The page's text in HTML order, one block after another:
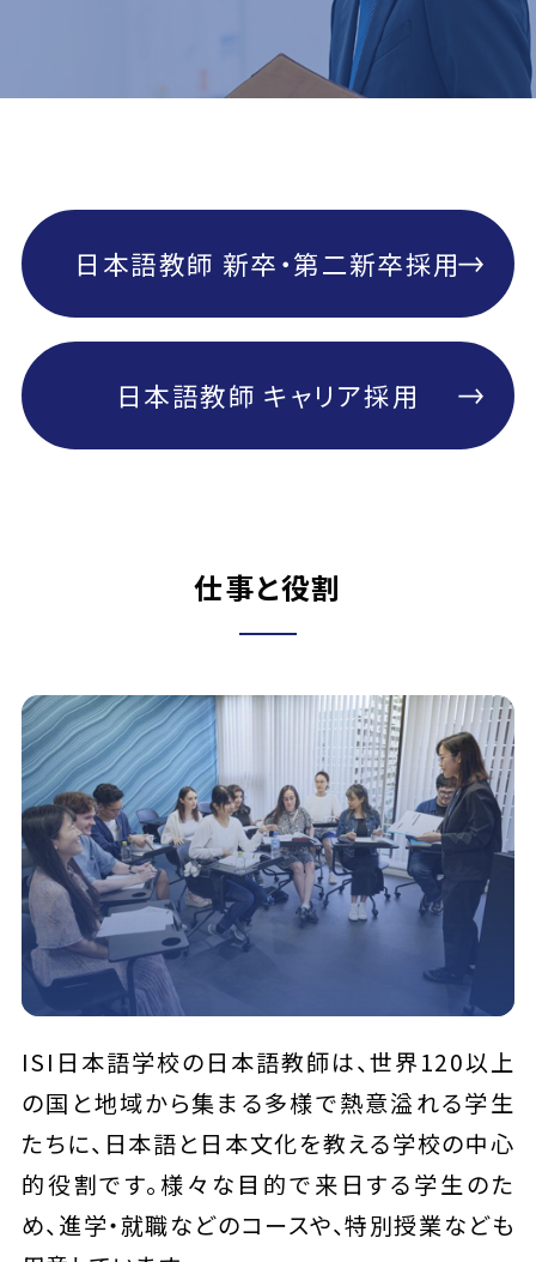
日本語教師 新卒・第二新卒採用
日本語教師 キャリア採用
仕事と役割
ISI日本語学校の日本語教師は、世界120以上
の国と地域から集まる多様で熱意溢れる学生
たちに、日本語と日本文化を教える学校の中心
的役割です。様々な目的で来日する学生のた
め、進学・就職などのコースや、特別授業なども